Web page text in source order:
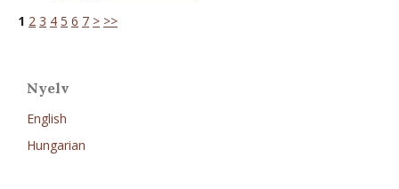
1 2 3 4 5 6 7 > >>
Nyelv
English
Hungarian